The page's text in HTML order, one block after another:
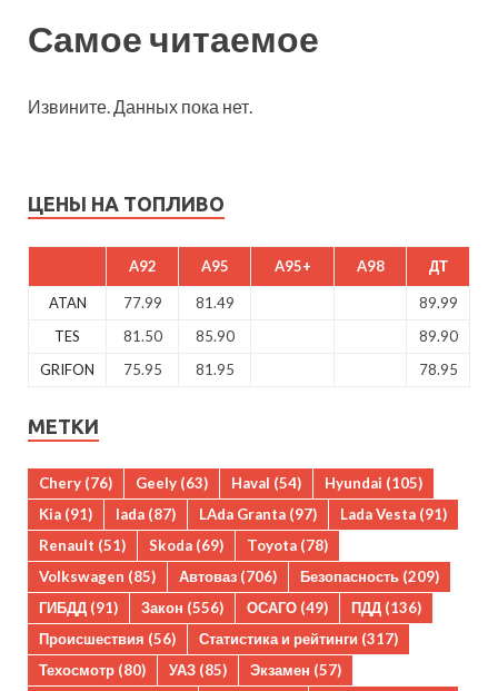
Самое читаемое
Извините. Данных пока нет.
ЦЕНЫ НА ТОПЛИВО
A92 A95 A95+ A98 ДТ
ATAN 77.99 81.49
89.99
TES
81.50 85.90
89.90
GRIFON
75.95 81.95 78.95
МЕТКИ
Chery (76) Geely (63) Haval (54) Hyundai (105)
Kia (91) lada (87) LAda Granta (97) Lada Vesta (91)
Renault (51) Skoda (69) Toyota (78)
Volkswagen (85) Автоваз (706) Безопасность (209)
ГИБДД (91) Закон (556) ОСАГО (49) ПДД (136)
Происшествия (56) Статистика и рейтинги (317)
Техосмотр (80) УАЗ (85) Экзамен (57)